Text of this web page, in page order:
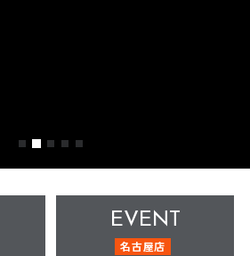
EVENT
名古屋店